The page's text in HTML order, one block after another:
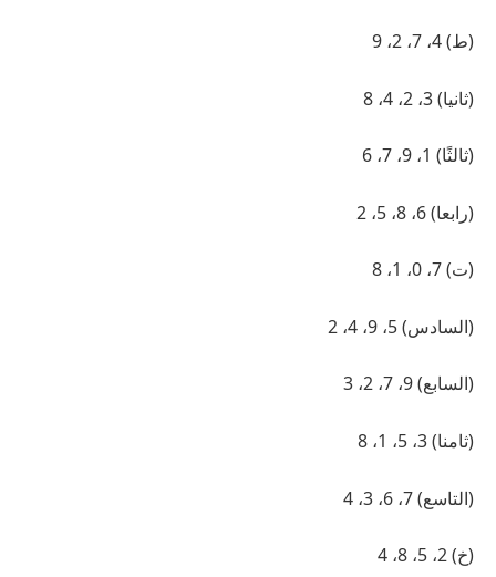
(ط) 4، 7، 2، 9
(ثانيا) 3، 2، 4، 8
(ثالثًا) 1، 9، 7، 6
(رابعا) 6، 8، 5، 2
(ت) 7، 0، 1، 8
(السادس) 5، 9، 4، 2
(السابع) 9، 7، 2، 3
(ثامنا) 3، 5، 1، 8
(التاسع) 7، 6، 3، 4
(خ) 2، 5، 8، 4